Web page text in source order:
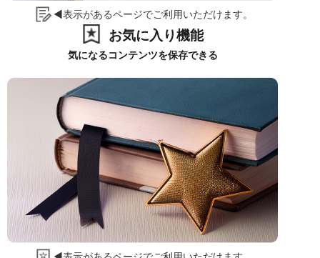
◀表示があるページでご利用いただけます。
お気に入り機能
気になるコンテンツを保存できる